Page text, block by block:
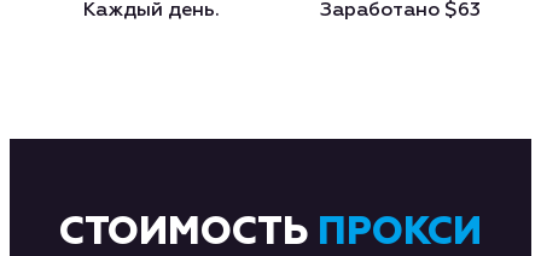
Каждый день.
Заработано $63
СТОИМОСТЬ ПРОКСИ